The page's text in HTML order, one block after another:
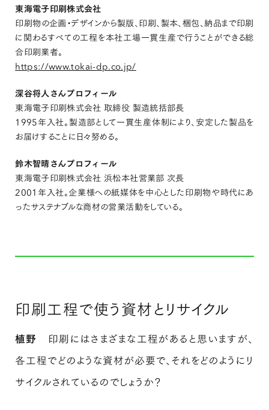
東海電子印刷株式会社
印刷物の企画・デザインから製版、印刷、製本、梱包、納品まで印刷
に関わるすべての工程を本社工場一貫生産で行うことができる総
合印刷業者。
https://www.tokai-dp.co.jp/
深谷将人さんプロフィール
東海電子印刷株式会社 取締役 製造統括部長
1995年入社。製造部として一貫生産体制により、安定した製品を
お届けすることに日々努める。
鈴木智晴さんプロフィール
東海電子印刷株式会社 浜松本社営業部 次長
2001年入社。企業様への紙媒体を中心とした印刷物や時代にあ
ったサステナブルな商材の営業活動をしている。
印刷工程で使う資材とリサイクル
植野
印刷にはさまざまな工程があると思いますが、
各工程でどのような資材が必要で、それをどのようにリ
サイクルされているのでしょうか？